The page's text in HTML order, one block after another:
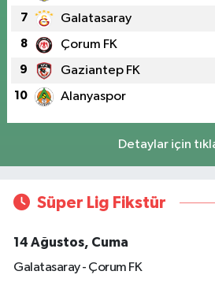
7 Galatasaray
8 Çorum FK
9 Gaziantep FK
10 Alanyaspor
Detaylar için
Süper Lig Fikstür
14 Ağustos, Cuma
Galatasaray - Çorum FK